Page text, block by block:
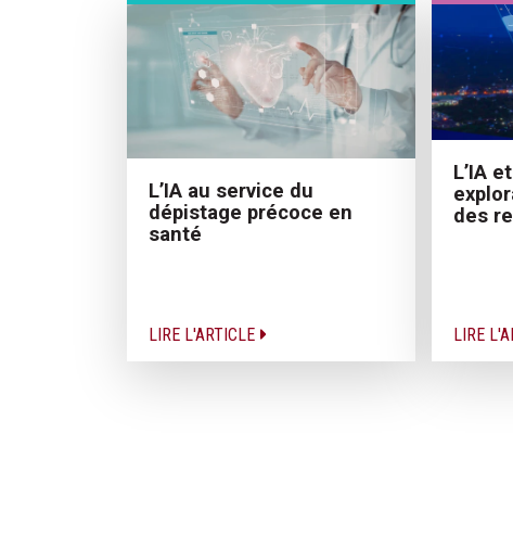
L’IA au service du
dépistage précoce en
santé
LIRE L'ARTICLE
L’IA
des
LIRE